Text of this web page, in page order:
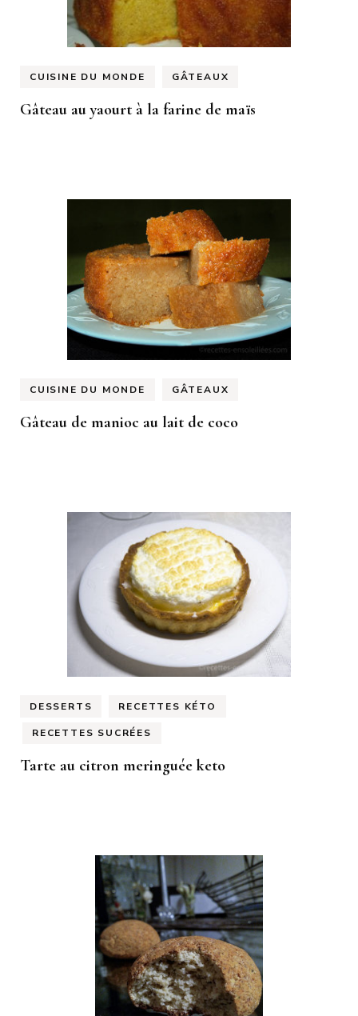
CUISINE DU MONDE GÂTEAUX
Gâteau au yaourt à la farine de maïs
CUISINE DU MONDE GÂTEAUX
Gâteau de manioc au lait de coco
DESSERTS RECETTES KÉTO
RECETTES SUCRÉES
Tarte au citron meringuée keto